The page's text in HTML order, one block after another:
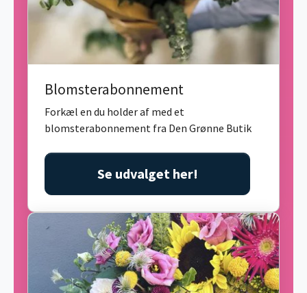
Blomsterabonnement
Forkæl en du holder af med et
blomsterabonnement fra Den Grønne Butik
Se udvalget her!